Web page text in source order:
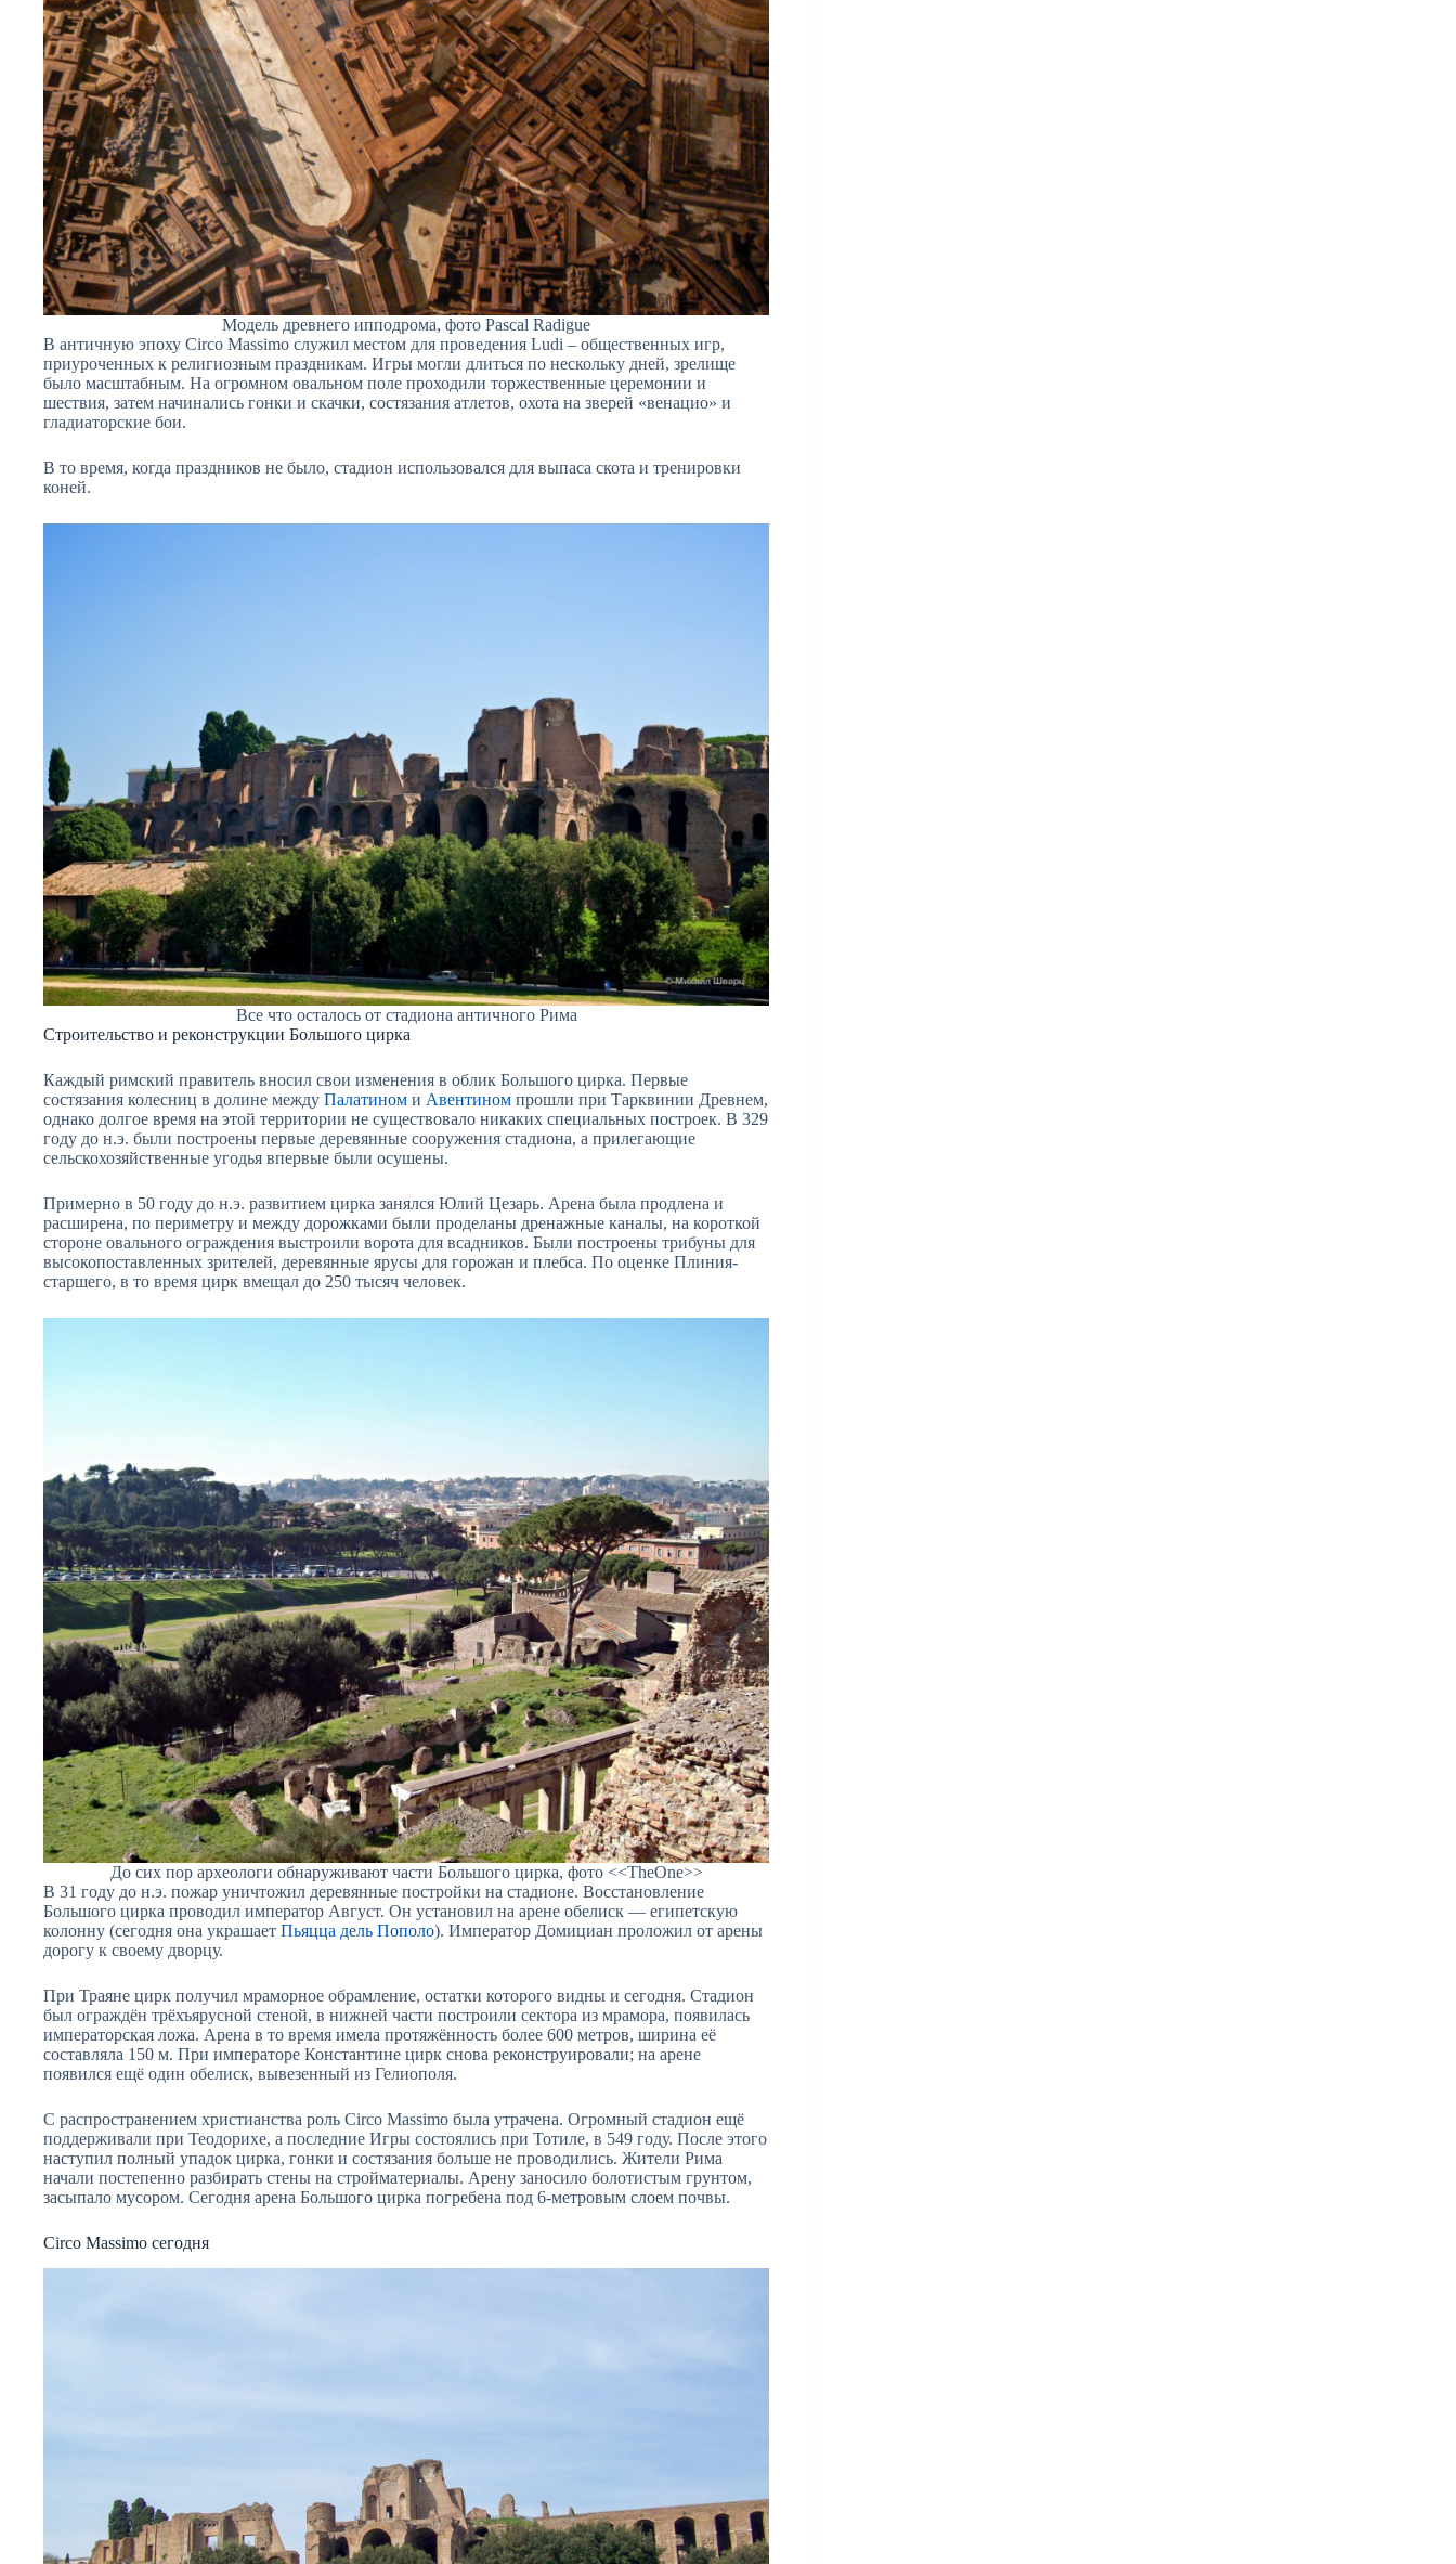
Модель древнего ипподрома, фото Pascal Radigue
В античную эпоху Circo Massimo служил местом для проведения Ludi – общественных игр,
приуроченных к религиозным праздникам. Игры могли длиться по нескольку дней, зрелище
было масштабным. На огромном овальном поле проходили торжественные церемонии и
шествия, затем начинались гонки и скачки, состязания атлетов, охота на зверей «венацио» и
гладиаторские бои.
В то время, когда праздников не было, стадион использовался для выпаса скота и тренировки
коней.
Все что осталось от стадиона античного Рима
Строительство и реконструкции Большого цирка
Каждый римский правитель вносил свои изменения в облик Большого цирка. Первые
состязания колесниц в долине между Палатином и Авентином прошли при Тарквинии Древнем,
однако долгое время на этой территории не существовало никаких специальных построек. В 329
году до н.э. были построены первые деревянные сооружения стадиона, а прилегающие
сельскохозяйственные угодья впервые были осушены.
Примерно в 50 году до н.э. развитием цирка занялся Юлий Цезарь. Арена была продлена и
расширена, по периметру и между дорожками были проделаны дренажные каналы, на короткой
стороне овального ограждения выстроили ворота для всадников. Были построены трибуны для
высокопоставленных зрителей, деревянные ярусы для горожан и плебса. По оценке Плиния-
старшего, в то время цирк вмещал до 250 тысяч человек.
До сих пор археологи обнаруживают части Большого цирка, фото <<TheOne>>
В 31 году до н.э. пожар уничтожил деревянные постройки на стадионе. Восстановление
Большого цирка проводил император Август. Он установил на арене обелиск — египетскую
колонну (сегодня она украшает Пьяцца дель Пополо). Император Домициан проложил от арены
дорогу к своему дворцу.
При Траяне цирк получил мраморное обрамление, остатки которого видны и сегодня. Стадион
был ограждён трёхъярусной стеной, в нижней части построили сектора из мрамора, появилась
императорская ложа. Арена в то время имела протяжённость более 600 метров, ширина её
составляла 150 м. При императоре Константине цирк снова реконструировали; на арене
появился ещё один обелиск, вывезенный из Гелиополя.
С распространением христианства роль Circo Massimo была утрачена. Огромный стадион ещё
поддерживали при Теодорихе, а последние Игры состоялись при Тотиле, в 549 году. После этого
наступил полный упадок цирка, гонки и состязания больше не проводились. Жители Рима
начали постепенно разбирать стены на стройматериалы. Арену заносило болотистым грунтом,
засыпало мусором. Сегодня арена Большого цирка погребена под 6-метровым слоем почвы.
Circo Massimo сегодня